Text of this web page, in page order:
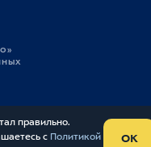
правильно.
с
Политикой OK